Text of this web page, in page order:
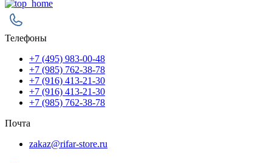
Телефоны
+7 (495) 983-00-48
+7 (985) 762-38-78
+7 (916) 413-21-30
+7 (916) 413-21-30
+7 (985) 762-38-78
Почта
zakaz@rifar-store.ru